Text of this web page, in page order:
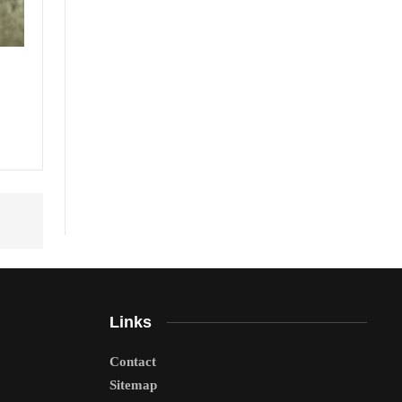
Links
Contact
Sitemap